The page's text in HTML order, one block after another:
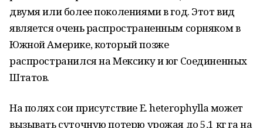
двумя или более поколениями в год. Этот вид
является очень распространенным сорняком в
Южной Америке, который позже
распространился на Мексику и юг Соединенных
Штатов.
На полях сои присутствие E. heterophylla может
вызывать суточную потерю урожая до 5,1 кг га на